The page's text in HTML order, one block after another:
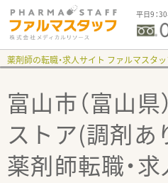
平日9：
薬剤師の転職・求人サイト ファルマスタ
富山市（富山
ストア(調剤あ
薬剤師転職・